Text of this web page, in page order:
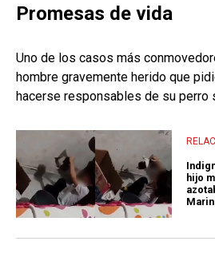
Promesas de vida
Uno de los casos más
hombre gravemente herido que
hacerse responsables de su perro
hijo